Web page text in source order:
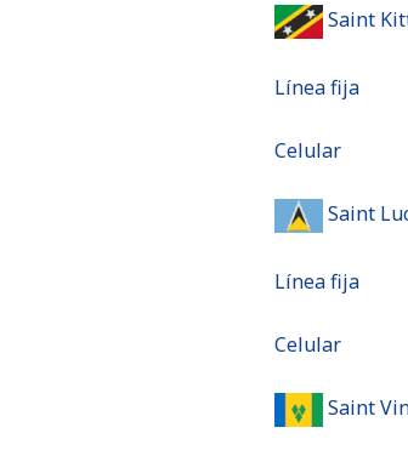
Saint
Línea fija
Celular
Saint
Línea fija
Celular
Saint